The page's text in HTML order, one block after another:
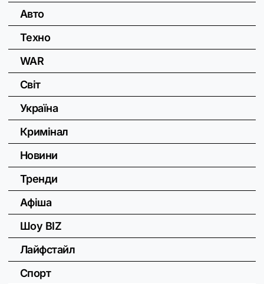
Авто
Техно
WAR
Світ
Україна
Кримінал
Новини
Тренди
Афіша
Шоу BIZ
Лайфстайл
Спорт